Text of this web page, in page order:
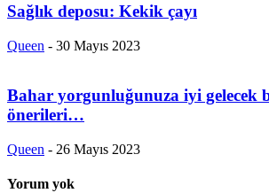
Sağlık deposu: Kekik çayı
Queen - 30 Mayıs 2023
Bahar yorgunluğunuza iyi gelecek
önerileri…
Queen - 26 Mayıs 2023
Yorum yok